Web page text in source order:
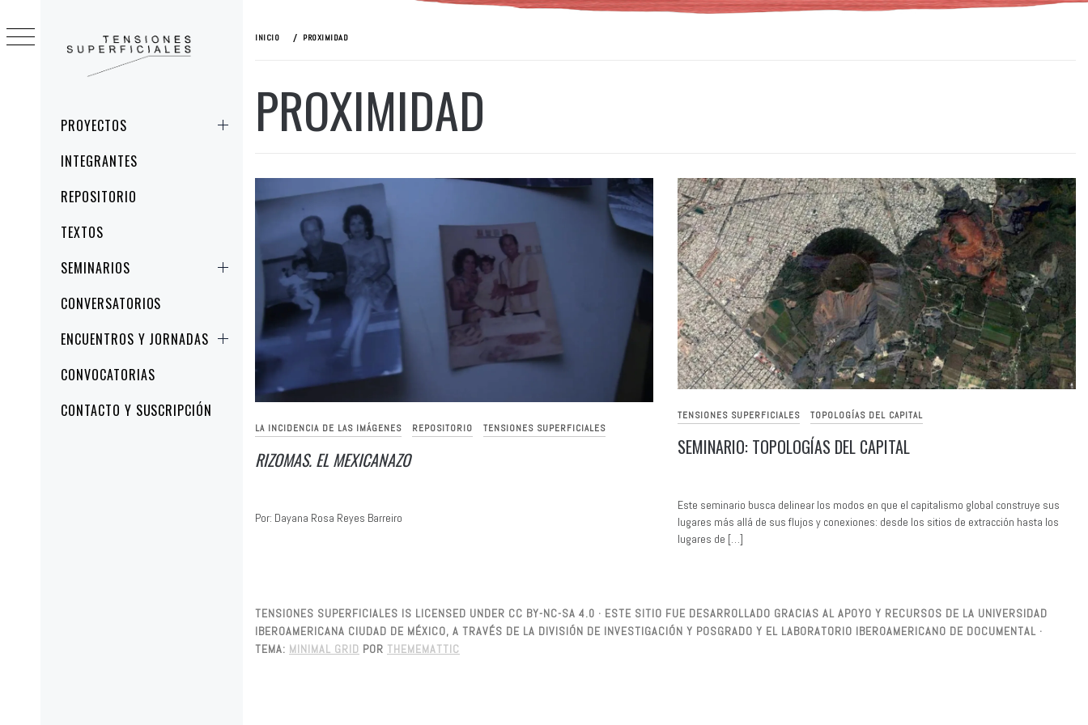
principalPROYECTOS
INTEGRANTES
REPOSITORIO
TEXTOS
SEMINARIOS
CONVERSATORIOS
ENCUENTROS Y JORNADAS
CONVOCATORIAS
CONTACTO Y SUSCRIPCIÓN
al
contenido
INICIO PROXIMIDAD
PROXIMIDAD
LA INCIDENCIA DE LAS IMÁGENES REPOSITORIO TENSIONES SUPERFICIALES
RIZOMAS. EL MEXICANAZO
Por: Dayana Rosa Reyes Barreiro
TENSIONES SUPERFICIALES TOPOLOGÍAS DEL CAPITAL
SEMINARIO: TOPOLOGÍAS DEL CAPITAL
Este seminario busca delinear los modos en que el capitalismo global construye sus
lugares más allá de sus flujos y conexiones: desde los sitios de extracción hasta los
lugares de […]
TENSIONES SUPERFICIALES IS LICENSED UNDER CC BY-NC-SA 4.0 · ESTE SITIO FUE DESARROLLADO GRACIAS AL APOYO Y RECURSOS DE LA UNIVERSIDAD
IBEROAMERICANA CIUDAD DE MÉXICO, A TRAVÉS DE LA DIVISIÓN DE INVESTIGACIÓN Y POSGRADO Y EL LABORATORIO IBEROAMERICANO DE DOCUMENTAL ·
TEMA: MINIMAL GRID POR THEMEMATTIC